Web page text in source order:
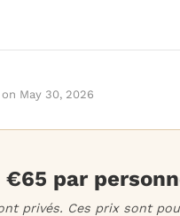
on May 30, 2026
par
privés. Ces prix sont